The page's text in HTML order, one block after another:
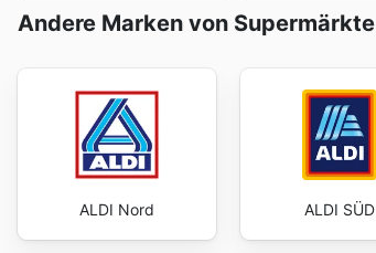
Andere Marken von Supermärkte
ALDI Nord ALDI SÜD